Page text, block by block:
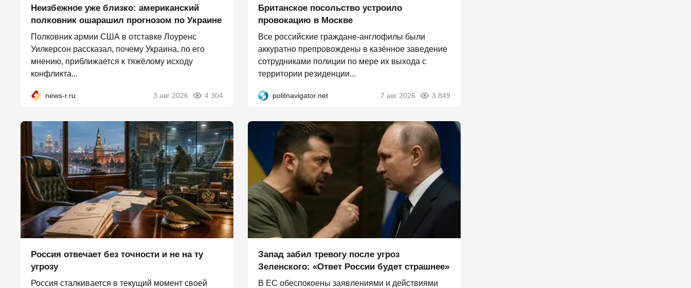
Неизбежное уже близко: американский
полковник ошарашил прогнозом по Украине
Полковник армии США в отставке Лоуренс
Уилкерсон рассказал, почему Украина, по его
мнению, приближается к тяжёлому исходу
конфликта...
news-r.ru 3 авг 2026 4 304
Британское посольство устроило
провокацию в Москве
Все российские граждане-англофилы были
аккуратно препровождены в казённое заведение
сотрудниками полиции по мере их выхода с
территории резиденции...
politnavigator.net 7 авг 2026 3 849
Россия отвечает без точности и не на ту
угрозу
Россия сталкивается в текущий момент своей
Запад забил тревогу после угроз
Зеленского: «Ответ России будет страшнее»
В ЕС обеспокоены заявлениями и действиями